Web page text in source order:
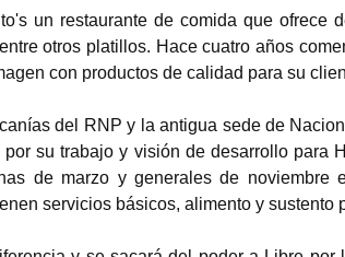
un restaurante de comida que ofrece
otros platillos. Hace cuatro años
con productos de calidad para su
del RNP y la antigua sede de
su trabajo y visión de desarrollo para
de marzo y generales de noviembre
servicios básicos, alimento y sustento